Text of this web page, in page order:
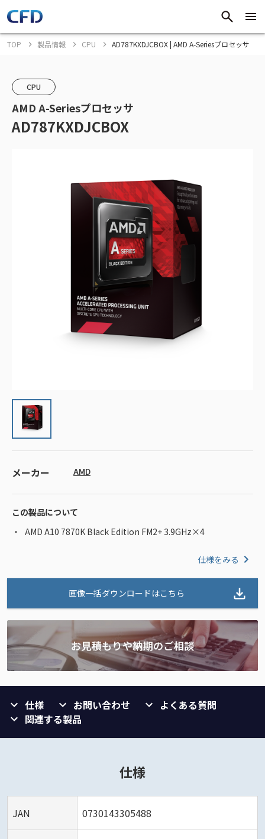
TOP 製品情報 CPU AD787KXDJCBOX | AMD A-Seriesプロセッサ
CPU
AMD A-Seriesプロセッサ
AD787KXDJCBOX
メーカー AMD
この製品について
AMD A10 7870K Black Edition FM2+ 3.9GHz×4
仕様をみる
画像一括ダウンロードはこちら
仕様 お問い合わせ
よくある質問
関連する製品
仕様
JAN 0730143305488